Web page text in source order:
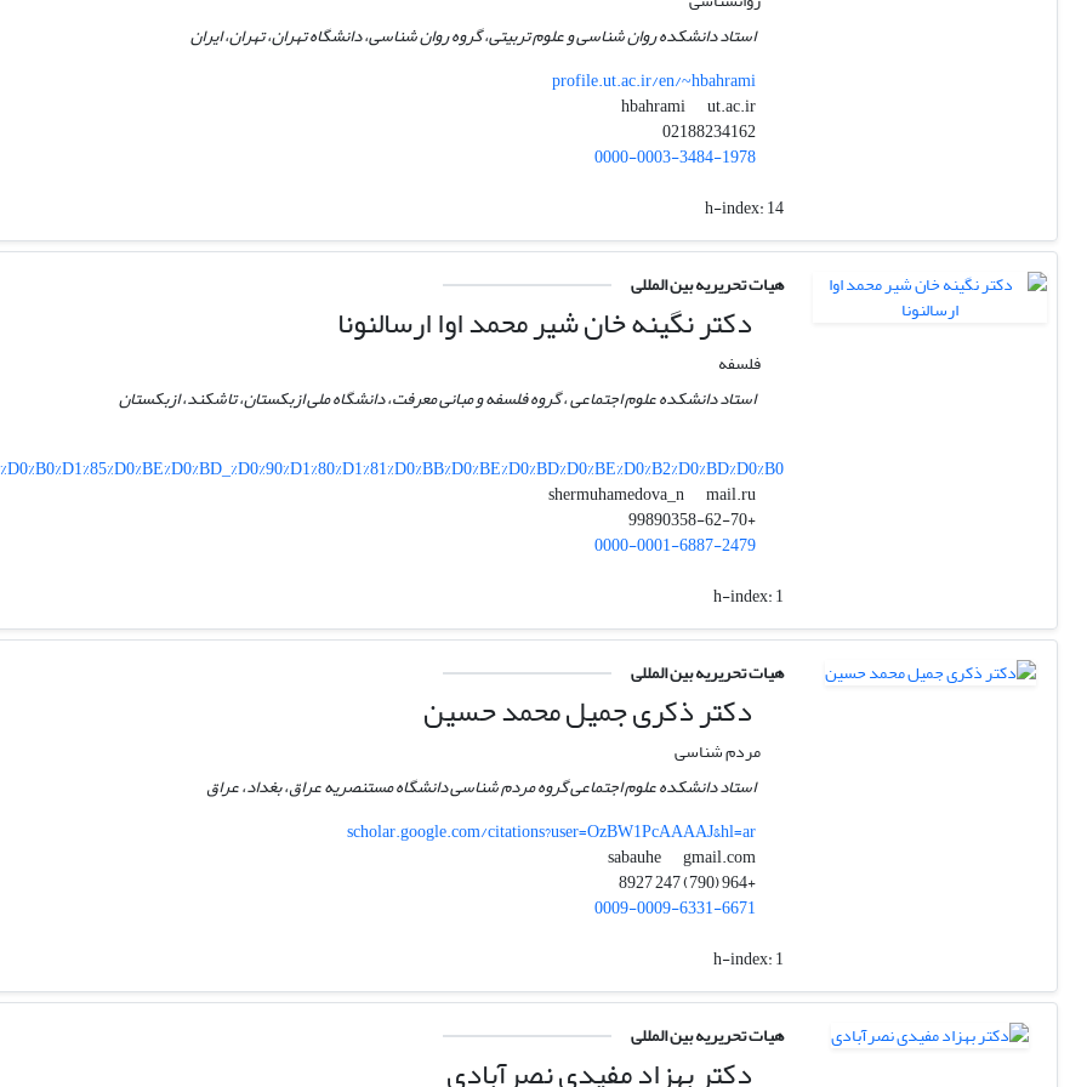
استاد دانشکده روان شناسی و علوم تربیتی، گروه روان شناسی، دانشگاه تهران، تهران، ایران
profile.ut.ac.ir/en/~hbahrami
hbahrami
ut.ac.ir
02188234162
0000-0003-3484-1978
h-index:14
هیات تحریریه بین المللی
دکتر نگینه خان شیر محمد اوا ارسالنونا
فلسفه
استاد دانشکده علوم اجتماعی ، گروه فلسفه و مبانی معرفت، دانشگاه ملی ازبکستان، تاشکند، ازبکستان
shermuhamedova_n
mail.ru
+99890358-62-70
0000-0001-6887-2479
h-index:1
هیات تحریریه بین المللی
دکتر ذکری جمیل محمد حسین
مردم شناسی
استاد دانشکده علوم اجتماعی گروه مردم شناسی دانشگاه مستنصریه عراق، بغداد، عراق
scholar.google.com/citations?user=OzBW1PcAAAAJ&hl=ar
sabauhe
gmail.com
+964 (790) 247 8927
0009-0009-6331-6671
h-index:1
هیات تحریریه بین المللی
دکتر بهزاد مفیدی نصرآبادی